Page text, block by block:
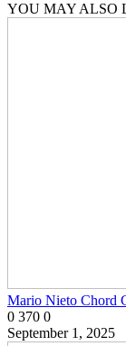
YOU MAY ALSO
Mario Nieto Chord
0 370 0
September 1, 2025